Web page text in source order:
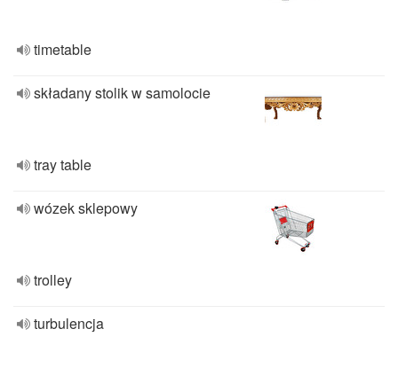
timetable
składany stolik w samolocie
tray table
wózek sklepowy
trolley
turbulencja